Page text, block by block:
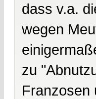
dass v.a.
wegen
zu
Franzosen